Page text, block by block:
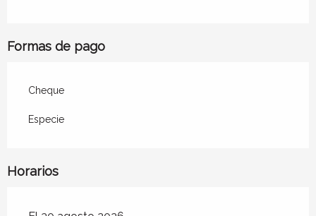
Formas de pago
Cheque
Especie
Horarios